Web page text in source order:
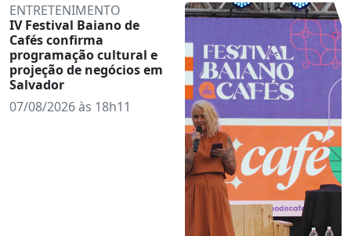
ENTRETENIMENTO
IV Festival Baiano de
Cafés confirma
programação cultural e
projeção de negócios em
Salvador
07/08/2026 às 18h11